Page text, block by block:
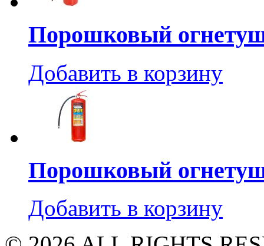
Порошковый
Добавить в корзину
Порошковый
Добавить в корзину